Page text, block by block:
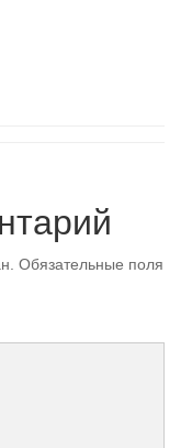
Обязательные поля